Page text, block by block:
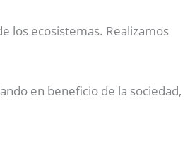
los ecosistemas. Realizamos
en beneficio de la sociedad,